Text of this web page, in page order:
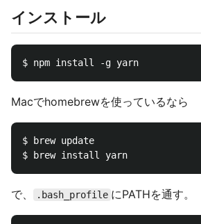
インストール
Macでhomebrewを使っているなら
$ brew update
で、 .bash_profile にPATHを通す。